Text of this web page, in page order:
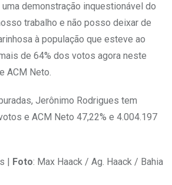
demonstração inquestionável do
trabalho e não posso deixar de
à população que esteve ao
de 64% dos votos agora neste
ACM Neto.
Jerônimo Rodrigues tem
e ACM Neto 47,22% e 4.004.197
| Foto: Max Haack / Ag. Haack / Bahia